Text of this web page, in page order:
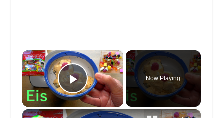
×
Play Video
Now Playing
×